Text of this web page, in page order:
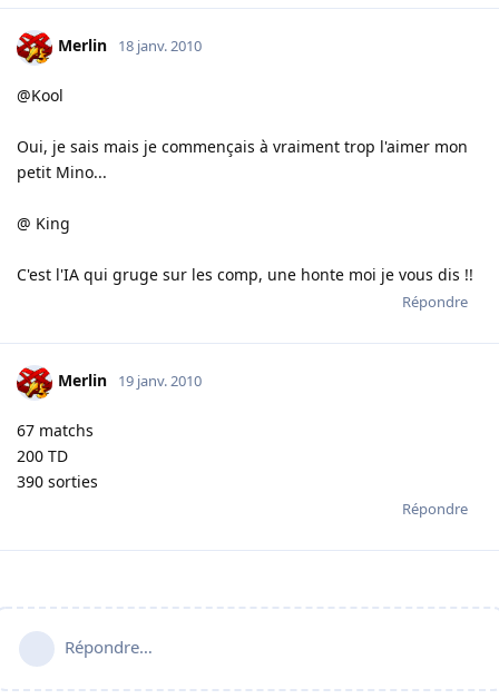
Merlin 18 janv. 2010
@Kool
Oui, je sais mais je commençais à vraiment trop l'aimer mon
petit Mino...
@ King
C'est l'IA qui gruge sur les comp, une honte moi je vous dis !!
Répondre
Merlin 19 janv. 2010
67 matchs
200 TD
390 sorties
Répondre
Répondre…